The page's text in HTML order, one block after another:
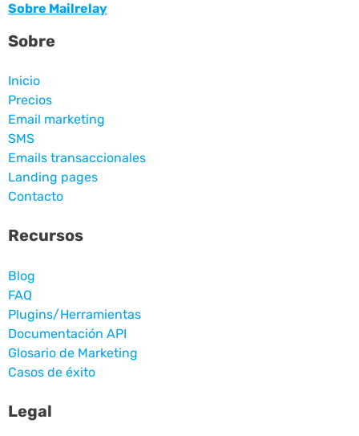
Sobre Mailrelay
Sobre
Inicio
Precios
Email marketing
SMS
Emails transaccionales
Landing pages
Contacto
Recursos
Blog
FAQ
Plugins/Herramientas
Documentación API
Glosario de Marketing
Casos de éxito
Legal